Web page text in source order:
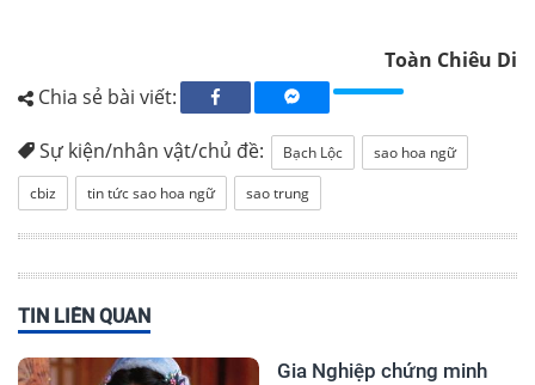
Toàn Chiêu Di
Chia sẻ bài viết:
Sự kiện/nhân vật/chủ đề: Bạch Lộc
sao hoa ngữ
cbiz
tin tức sao hoa ngữ sao trung
TIN LIÊN QUAN
Gia Nghiệp chứng minh